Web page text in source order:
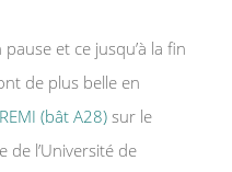
et ce jusqu’à la fin
de plus belle en
(bât A28)sur le
de l’Université de